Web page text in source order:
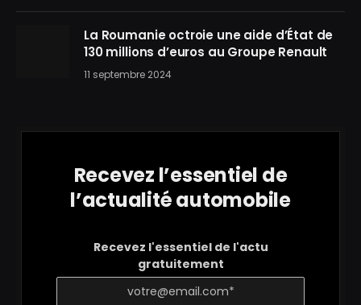
La Roumanie octroie une aide d’État de
130 millions d’euros au Groupe Renault
11 septembre 2024
Recevez l’essentiel de
l’actualité automobile
Recevez l'essentiel de l'actu
gratuitement